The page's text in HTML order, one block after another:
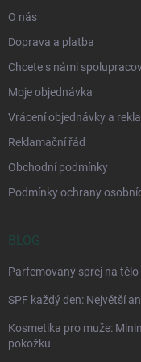
O nás
Doprava a platba
Chcete s námi
Moje objednávka
Vrácení objednávky a
Reklamační řád
Obchodní podmínky
Podmínky ochrany
BLOG
Parfemovaný sprej na
SPF každý den: Největší
Kosmetika pro muže:
pokožku